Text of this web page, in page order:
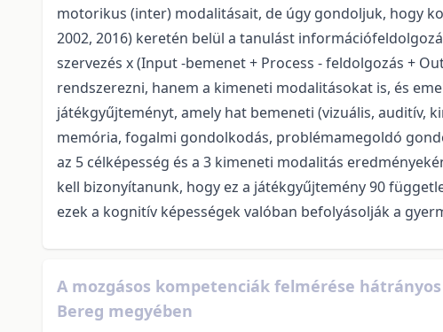
motorikus (inter) modalitásait, de úgy gondoljuk, hogy
2002, 2016) keretén belül a tanulást
szervezés x (Input -bemenet + Process - feldolgozás +
rendszerezni, hanem a kimeneti modalitásokat is, és
játékgyűjteményt, amely hat bemeneti (vizuális, auditív,
memória, fogalmi gondolkodás, problémamegoldó
az 5 célképesség és a 3 kimeneti modalitás
kell bizonyítanunk, hogy ez a játékgyűjtemény 90
ezek a kognitív képességek valóban befolyásolják a
A mozgásos kompetenciák felmérése
Bereg megyében